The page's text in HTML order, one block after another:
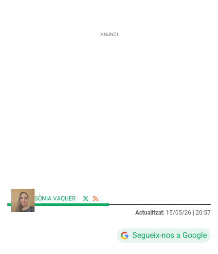
SÒNIA VAQUER
Actualitzat: 15/05/26 | 20:57
Segueix-nos a Google